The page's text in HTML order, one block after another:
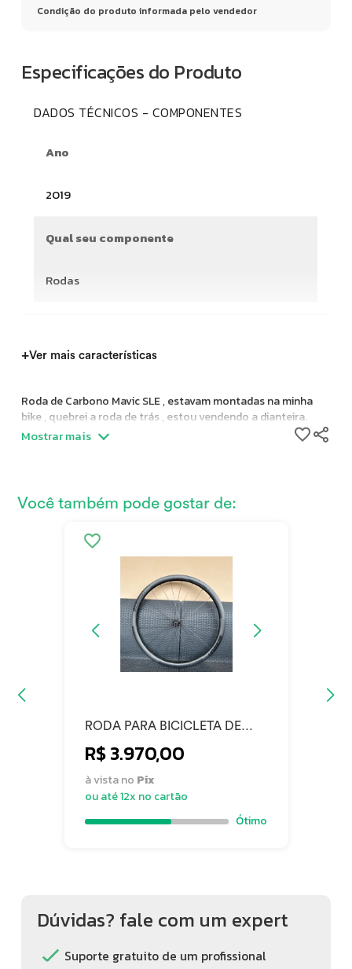
Condição do produto informada pelo vendedor
Especificações do Produto
DADOS TÉCNICOS - COMPONENTES
Ano
2019
Qual seu componente
Rodas
+Ver mais características
Roda de Carbono Mavic SLE , estavam montadas na minha
bike , quebrei a roda de trás , estou vendendo a dianteira.
Mostrar mais
Você também pode gostar de:
RODA PARA BICICLETA DE
RETO CARBONO - SESSION
PARTS DIANTEIRA 24 RAIOS
R$ 3.970,00
à vista no Pix
ou até 12x no cartão
Ótimo
Dúvidas? fale com um expert
Suporte gratuito de um profissional